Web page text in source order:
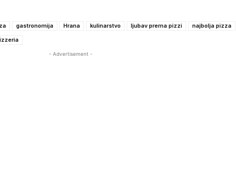
gastronomija Hrana kulinarstvo ljubav prema pizzi
najbolja pizza
- Advertisement -